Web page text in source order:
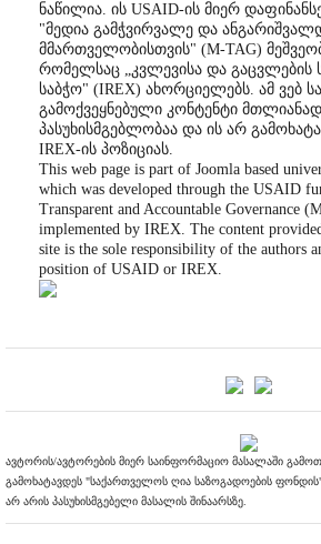
ნაწილია. ის USAID-ის მიერ
"მედია გამჭვირვალე და
მმართველობისთვის" (M-TAG)
რომელსაც „კვლევისა და გაცვლების
საბჭო" (IREX) ახორციელებს. ამ ვებ
გამოქვეყნებული კონტენტი
პასუხისმგებლობაა და ის არ
IREX-ის პოზიციას.
This web page is part of Joomla based
which was developed through the USAID
Transparent and Accountable Governance
implemented by IREX. The content
site is the sole responsibility of the authors
position of USAID or IREX.
ავტორის/ავტორების მიერ საინფორმაციო მასალაში
გამოხატავდეს "საქართველოს ღია საზოგადოების
არ არის პასუხისმგებელი მასალის შინაარსზე.